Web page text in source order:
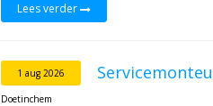
Lees verder
1 aug 2026
Doetinchem